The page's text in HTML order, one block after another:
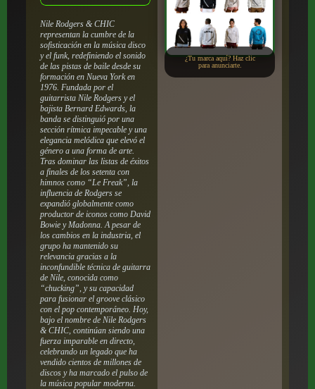
Nile Rodgers & CHIC
representan la cumbre de la
sofisticación en la música disco
y el funk, redefiniendo el sonido
de las pistas de baile desde su
formación en Nueva York en
1976. Fundada por el
guitarrista Nile Rodgers y el
bajista Bernard Edwards, la
banda se distinguió por una
sección rítmica impecable y una
elegancia melódica que elevó el
género a una forma de arte.
Tras dominar las listas de éxitos
a finales de los setenta con
himnos como “Le Freak”, la
influencia de Rodgers se
expandió globalmente como
productor de iconos como David
Bowie y Madonna. A pesar de
los cambios en la industria, el
grupo ha mantenido su
relevancia gracias a la
inconfundible técnica de guitarra
de Nile, conocida como
“chucking”, y su capacidad
para fusionar el groove clásico
con el pop contemporáneo. Hoy,
bajo el nombre de Nile Rodgers
& CHIC, continúan siendo una
fuerza imparable en directo,
celebrando un legado que ha
vendido cientos de millones de
discos y ha marcado el pulso de
la música popular moderna.
¿Tu marca aquí? Haz clic
para anunciarte.